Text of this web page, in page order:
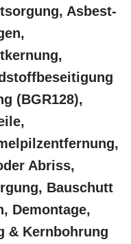
Asbest-
(BGR128),
Abriss,
Bauschutt
Demontage,
& Kernbohrung